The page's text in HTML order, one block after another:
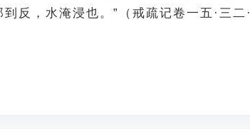
反，水淹浸也。”（戒疏记卷一五·三二·